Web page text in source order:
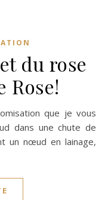
du rose
Rose!
dans une chute de
un nœud en lainage,